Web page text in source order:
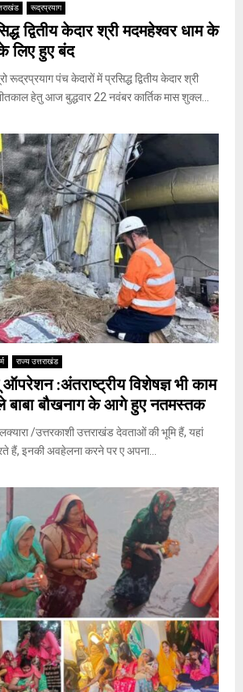
रूद्रप्रयाग
द्वितीय केदार श्री मदमहेश्वर धाम के
लिए हुए बंद
रूद्रप्रयाग पंच केदारों में प्रसिद्ध द्वितीय केदार श्री
हेतु आज बुद्धवार 22 नवंबर कार्तिक मास शुक्ल...
राज्य उत्तराखंड
:अंतराष्ट्रीय विशेषज्ञ भी काम
बौखनाग के आगे हुए नतमस्तक
/उत्तरकाशी उत्तराखंड देवताओं की भूमि हैं, यहां
हैं, इनकी अवहेलना करने पर ए अपना...